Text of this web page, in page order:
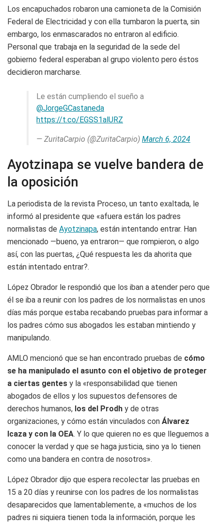
Los encapuchados robaron una camioneta de la Comisión
Federal de Electricidad y con ella tumbaron la puerta, sin
embargo, los enmascarados no entraron al edificio.
Personal que trabaja en la seguridad de la sede del
gobierno federal esperaban al grupo violento pero éstos
decidieron marcharse.
Le están cumpliendo el sueño a
@JorgeGCastaneda
https://t.co/EGSS1alURZ
— ZuritaCarpio (@ZuritaCarpio) March 6, 2024
Ayotzinapa se vuelve bandera de
la oposición
La periodista de la revista Proceso, un tanto exaltada, le
informó al presidente que «afuera están los padres
normalistas de Ayotzinapa, están intentando entrar. Han
mencionado —bueno, ya entraron— que rompieron, o algo
así, con las puertas, ¿Qué respuesta les da ahorita que
están intentado entrar?.
López Obrador le respondió que los iban a atender pero que
él se iba a reunir con los padres de los normalistas en unos
días más porque estaba recabando pruebas para informar a
los padres cómo sus abogados les estaban mintiendo y
manipulando.
AMLO mencionó que se han encontrado pruebas de cómo
se ha manipulado el asunto con el objetivo de proteger
a ciertas gentes y la «responsabilidad que tienen
abogados de ellos y los supuestos defensores de
derechos humanos, los del Prodh y de otras
organizaciones, y cómo están vinculados con Álvarez
Icaza y con la OEA. Y lo que quieren no es que lleguemos a
conocer la verdad y que se haga justicia, sino ya lo tienen
como una bandera en contra de nosotros».
López Obrador dijo que espera recolectar las pruebas en
15 a 20 días y reunirse con los padres de los normalistas
desaparecidos que lamentablemente, a «muchos de los
padres ni siquiera tienen toda la información, porque les